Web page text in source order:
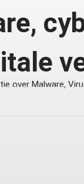
over Malware,